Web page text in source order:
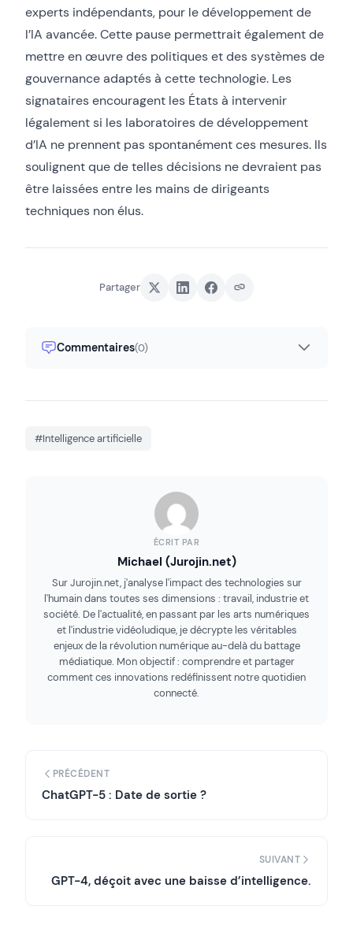
experts indépendants, pour le développement de
l’IA avancée. Cette pause permettrait également de
mettre en œuvre des politiques et des systèmes de
gouvernance adaptés à cette technologie. Les
signataires encouragent les États à intervenir
légalement si les laboratoires de développement
d’IA ne prennent pas spontanément ces mesures. Ils
soulignent que de telles décisions ne devraient pas
être laissées entre les mains de dirigeants
techniques non élus.
Partager
Commentaires(0)
#Intelligence artificielle
ÉCRIT PAR
Michael (Jurojin.net)
Sur Jurojin.net, j'analyse l'impact des technologies sur
l'humain dans toutes ses dimensions : travail, industrie et
société. De l'actualité, en passant par les arts numériques
et l'industrie vidéoludique, je décrypte les véritables
enjeux de la révolution numérique au-delà du battage
médiatique. Mon objectif : comprendre et partager
comment ces innovations redéfinissent notre quotidien
connecté.
PRÉCÉDENT
ChatGPT-5 : Date de sortie ?
SUIVANT
GPT-4, déçoit avec une baisse d’intelligence.